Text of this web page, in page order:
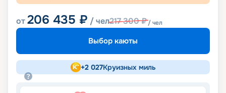
от206 435 ₽ / чел217 300₽/ чел
Выбор каюты
+2 027Круизных миль